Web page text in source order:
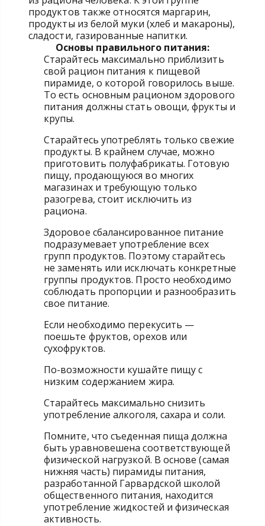
продуктов также относятся маргарин,
продукты из белой муки (хлеб и макароны),
сладости, газированные напитки.
Основы правильного питания:
Старайтесь максимально приблизить
свой рацион питания к пищевой
пирамиде, о которой говорилось выше.
То есть основным рационом здорового
питания должны стать овощи, фрукты и
крупы.
Старайтесь употреблять только свежие
продукты. В крайнем случае, можно
приготовить полуфабрикаты. Готовую
пищу, продающуюся во многих
магазинах и требующую только
разогрева, стоит исключить из
рациона.
Здоровое сбалансированное питание
подразумевает употребление всех
групп продуктов. Поэтому старайтесь
не заменять или исключать конкретные
группы продуктов. Просто необходимо
соблюдать пропорции и разнообразить
свое питание.
Если необходимо перекусить —
поешьте фруктов, орехов или
сухофруктов.
По-возможности кушайте пищу с
низким содержанием жира.
Старайтесь максимально снизить
употребление алкоголя, сахара и соли.
Помните, что съеденная пища должна
быть уравновешена соответствующей
физической нагрузкой. В основе (самая
нижняя часть) пирамиды питания,
разработанной Гарвардской школой
общественного питания, находится
употребление жидкостей и физическая
активность.